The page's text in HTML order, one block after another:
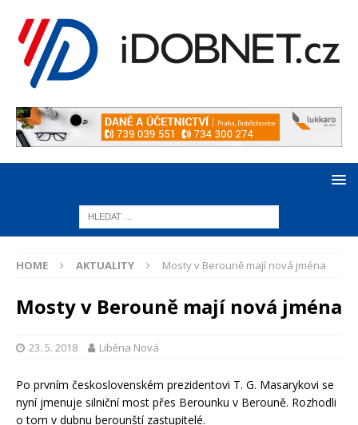
HOME AKTUALITY Mosty v Berouně mají nová jména
Mosty v Berouně mají nová jména
23. 5. 2018 Liběna Nová
Po prvním československém prezidentovi T. G. Masarykovi se
nyní jmenuje silniční most přes Berounku v Berouně. Rozhodli
o tom v dubnu berounští zastupitelé.